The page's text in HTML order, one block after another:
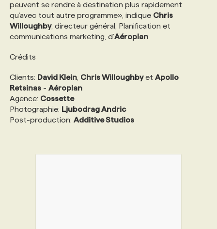
peuvent se rendre à destination plus rapidement
qu’avec tout autre programme», indique Chris
Willoughby, directeur général, Planification et
communications marketing, d’Aéroplan
Crédits
Clients: David Klein Chris Willoughbyet Apollo
Retsinas - Aéroplan
Agence: Cossette
Photographie: Ljubodrag Andric
Post-production: Additive Studios